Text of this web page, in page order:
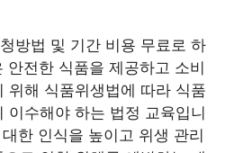
방법 및 기간 비용 무료로 하
안전한 식품을 제공하고 소비
위해 식품위생법에 따라 식품
이수해야 하는 법정 교육입니
한 인식을 높이고 위생 관리